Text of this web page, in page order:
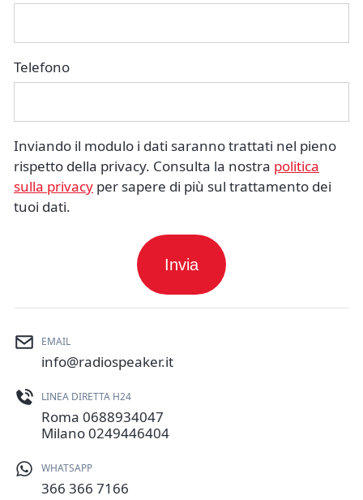
Telefono
Inviando il modulo i dati saranno trattati nel pieno
rispetto della privacy. Consulta la nostra politica
sulla privacy per sapere di più sul trattamento dei
tuoi dati.
EMAIL
info@radiospeaker.it
LINEA DIRETTA H24
Roma 0688934047
Milano0249446404
WHATSAPP
366 366 7166